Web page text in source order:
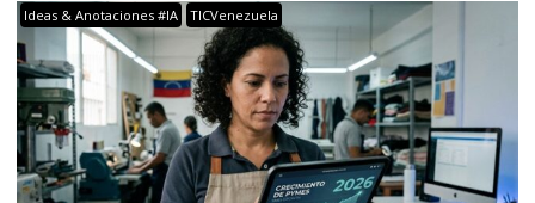
Ideas & Anotaciones #IA TICVenezuela